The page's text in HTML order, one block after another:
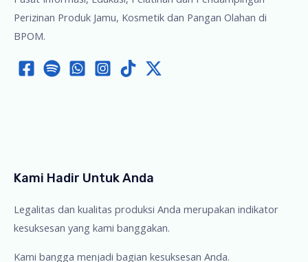
Perizinan Produk Jamu, Kosmetik dan Pangan Olahan di
BPOM.
Kami Hadir Untuk Anda
Legalitas dan kualitas produksi Anda merupakan indikator
kesuksesan yang kami banggakan.
Kami bangga menjadi bagian kesuksesan Anda.